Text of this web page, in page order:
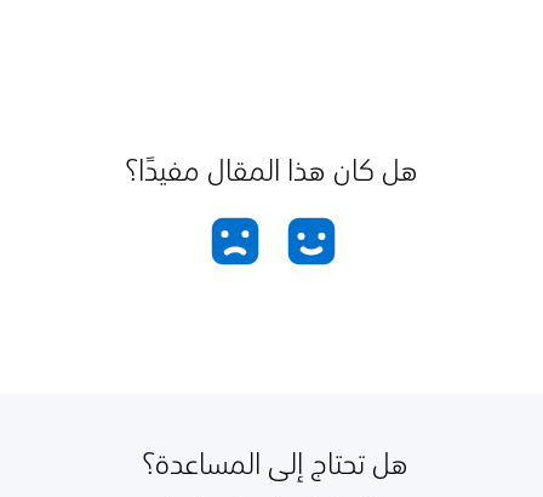
هل كان هذا المقال مفيدًا؟
هل تحتاج إلى المساعدة؟